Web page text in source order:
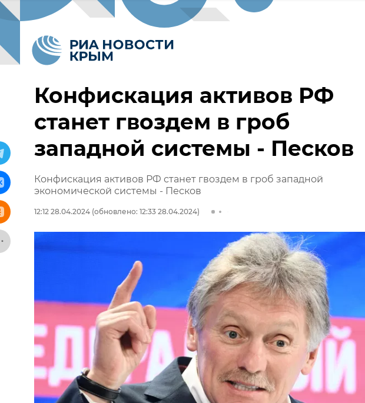
Конфискация активов РФ
станет гвоздем в гроб
западной системы - Песков
Конфискация активов РФ станет гвоздем в гроб западной
экономической системы - Песков
12:12 28.04.2024 (обновлено: 12:33 28.04.2024)